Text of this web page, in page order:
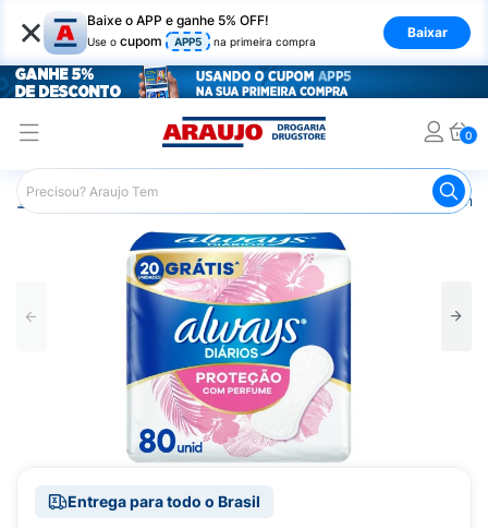
× Baixe o APP e ganhe 5% OFF!
Use o cupom APP5 na primeira compra
Baixar
0
Araujo Higiene Pessoal Absorvente
Entrega para todo o Brasil